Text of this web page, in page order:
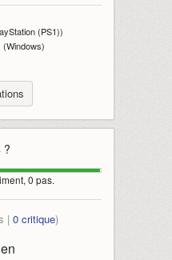
(PS1))
?
0 pas.
|0 critique)